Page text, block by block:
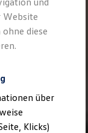
Website
diese
über
Klicks)